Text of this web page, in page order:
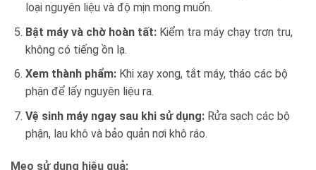
loại nguyên liệu và độ mịn mong muốn.
Bật máy và chờ hoàn tất:Kiểm tra máy chạy trơn tru,
không có tiếng ồn lạ.
Xem thành phẩm:Khi xay xong, tắt máy, tháo các bộ
phận để lấy nguyên liệu ra.
Vệ sinh máy ngay sau khi sử dụng:Rửa sạch các bộ
phận, lau khô và bảo quản nơi khô ráo.
Mẹo sử dụng hiệu quả: